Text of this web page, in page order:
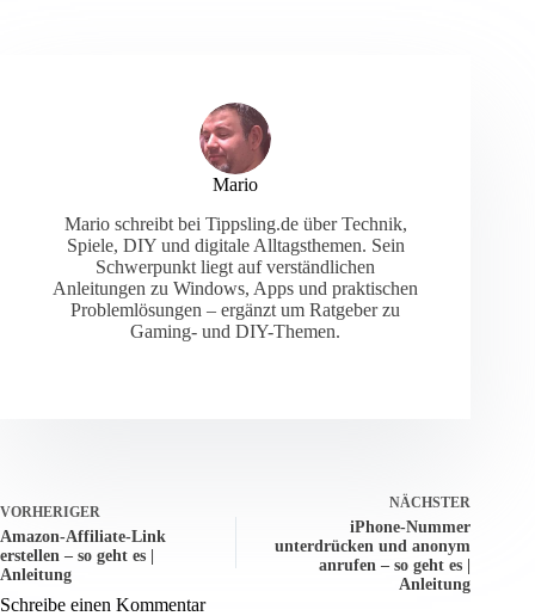
Mario
Mario schreibt bei Tippsling.de über Technik,
Spiele, DIY und digitale Alltagsthemen. Sein
Schwerpunkt liegt auf verständlichen
Anleitungen zu Windows, Apps und praktischen
Problemlösungen – ergänzt um Ratgeber zu
Gaming- und DIY-Themen.
VORHERIGER
Amazon-Affiliate-Link
erstellen – so geht es |
Anleitung
NÄCHSTER
iPhone-Nummer
unterdrücken und anonym
anrufen – so geht es |
Anleitung
Schreibe einen Kommentar